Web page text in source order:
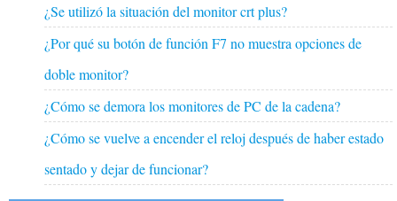
¿Se utilizó la situación del monitor crt plus?
¿Por qué su botón de función F7 no muestra opciones de
doble monitor?
¿Cómo se demora los monitores de PC de la cadena?
¿Cómo se vuelve a encender el reloj después de haber estado
sentado y dejar de funcionar?